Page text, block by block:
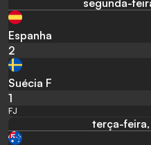
segunda-
Espanha
2
Suécia F
1
FJ
terça-